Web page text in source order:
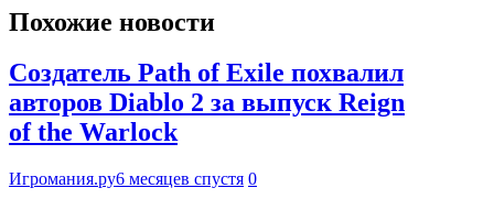
Похожие новости
Создатель Path of Exile похвалил
авторов Diablo 2 за выпуск Reign
of the Warlock
Игромания.ру6 месяцев спустя 0